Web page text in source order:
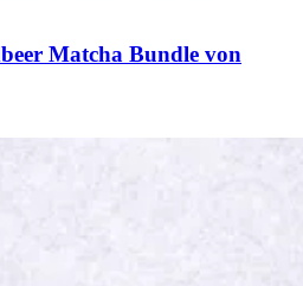
Matcha Bundle von